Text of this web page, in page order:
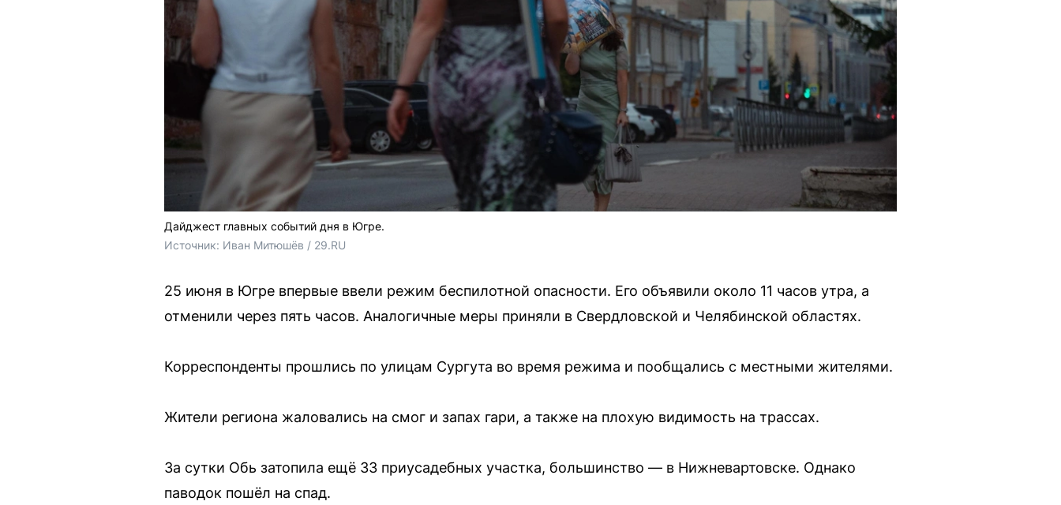
Дайджест главных событий дня в Югре.
Источник: Иван Митюшёв / 29.RU
25 июня в Югре впервые ввели режим беспилотной опасности. Его объявили около 11 часов утра, а
отменили через пять часов. Аналогичные меры приняли в Свердловской и Челябинской областях.
Корреспонденты прошлись по улицам Сургута во время режима и пообщались с местными жителями.
Жители региона жаловались на смог и запах гари, а также на плохую видимость на трассах.
За сутки Обь затопила ещё 33 приусадебных участка, большинство — в Нижневартовске. Однако
паводок пошёл на спад.